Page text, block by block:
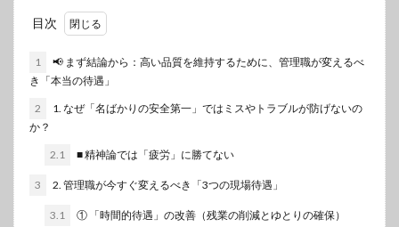
目次
1
📢 まず結論から：高い品質を維持するために、管理職が変えるべ
き「本当の待遇」
2
1. なぜ「名ばかりの安全第一」ではミスやトラブルが防げないの
か？
2.1 ■ 精神論では「疲労」に勝てない
3 2. 管理職が今すぐ変えるべき「3つの現場待遇」
3.1 ① 「時間的待遇」の改善（残業の削減とゆとりの確保）